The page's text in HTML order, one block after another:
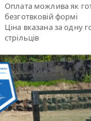
Оплата можлива як
безготвковій формі
Ціна вказана за одну
стрільців